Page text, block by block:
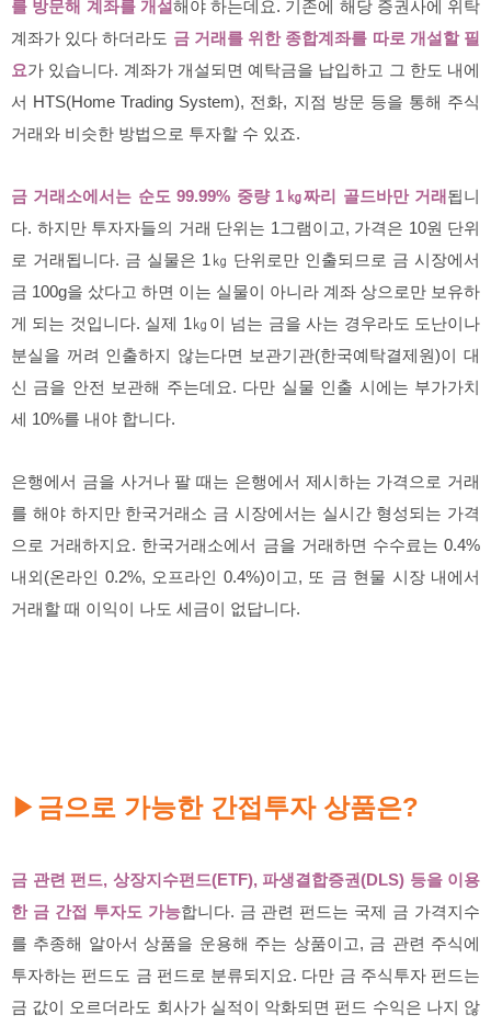
를 방문해 계좌를 개설해야 하는데요. 기존에 해당 증권사에 위탁
계좌가 있다 하더라도 금 거래를 위한 종합계좌를 따로 개설할 필
요가 있습니다. 계좌가 개설되면 예탁금을 납입하고 그 한도 내에
서 HTS(Home Trading System), 전화, 지점 방문 등을 통해 주식
거래와 비슷한 방법으로 투자할 수 있죠.
금 거래소에서는 순도 99.99% 중량 1㎏짜리 골드바만 거래 됩니
다. 하지만 투자자들의 거래 단위는 1그램이고, 가격은 10원 단위
로 거래됩니다. 금 실물은 1㎏ 단위로만 인출되므로 금 시장에서
금 100g을 샀다고 하면 이는 실물이 아니라 계좌 상으로만 보유하
게 되는 것입니다. 실제 1㎏이 넘는 금을 사는 경우라도 도난이나
분실을 꺼려 인출하지 않는다면 보관기관(한국예탁결제원)이 대
신 금을 안전 보관해 주는데요. 다만 실물 인출 시에는 부가가치
세 10%를 내야 합니다.
은행에서 금을 사거나 팔 때는 은행에서 제시하는 가격으로 거래
를 해야 하지만 한국거래소 금 시장에서는 실시간 형성되는 가격
으로 거래하지요. 한국거래소에서 금을 거래하면 수수료는 0.4%
내외(온라인 0.2%, 오프라인 0.4%)이고, 또 금 현물 시장 내에서
거래할 때 이익이 나도 세금이 없답니다.
▶금으로 가능한 간접투자 상품은?
금 관련 펀드, 상장지수펀드(ETF), 파생결합증권(DLS) 등을 이용
한 금 간접 투자도 가능합니다. 금 관련 펀드는 국제 금 가격지수
를 추종해 알아서 상품을 운용해 주는 상품이고, 금 관련 주식에
투자하는 펀드도 금 펀드로 분류되지요. 다만 금 주식투자 펀드는
금 값이 오르더라도 회사가 실적이 악화되면 펀드 수익은 나지 않